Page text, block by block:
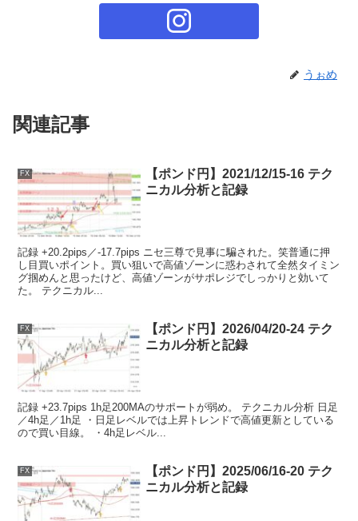
うぉめ
関連記事
FX
【ポンド円】2021/12/15-16 テク
ニカル分析と記録
記録 +20.2pips／-17.7pips ニセ三尊で見事に騙された。笑普通に押
し目買いポイント。買い狙いで高値ゾーンに惑わされて全然タイミン
グ掴めんと思ったけど、高値ゾーンがサポレジでしっかりと効いて
た。 テクニカル...
FX
【ポンド円】2026/04/20-24 テク
ニカル分析と記録
記録 +23.7pips 1h足200MAのサポートが弱め。 テクニカル分析 日足
／4h足／1h足 ・日足レベルでは上昇トレンドで高値更新としている
ので買い目線。 ・4h足レベル...
FX
【ポンド円】2025/06/16-20 テク
ニカル分析と記録